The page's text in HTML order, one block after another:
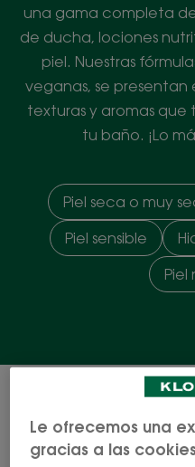
una gama completa
de ducha, lociones
piel. Nuestras
veganas, se presentan
texturas y aromas que
tu baño. ¡Lo
Piel seca o muy
Piel sensible
Piel
17 resultados
Gel-
crema
Le ofrecemos una
gracias a las